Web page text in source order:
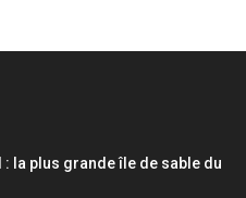
: la plus grande île de sable du